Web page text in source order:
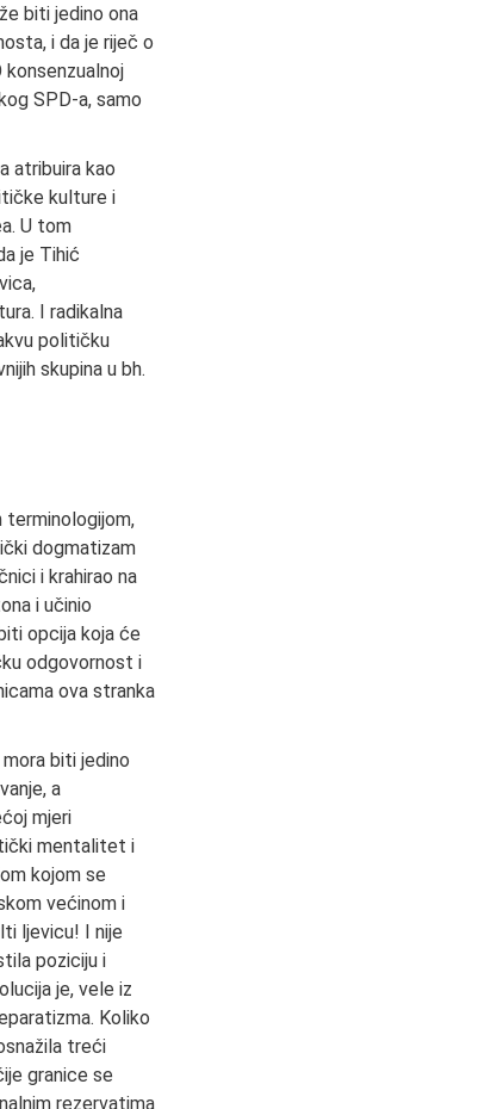
biti jedino ona
i da je riječ o
konsenzualnoj
SPD-a, samo
atribuira kao
kulture i
U tom
je Tihić
I radikalna
političku
skupina u bh.
terminologijom,
dogmatizam
i krahirao na
i učinio
opcija koja će
odgovornost i
ova stranka
biti jedino
a
mjeri
mentalitet i
kojom se
većinom i
ljevicu! I nije
poziciju i
je, vele iz
Koliko
treći
granice se
rezervatima